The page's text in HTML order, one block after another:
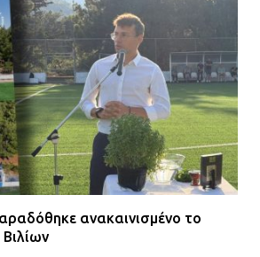
ανακαινισμένο το